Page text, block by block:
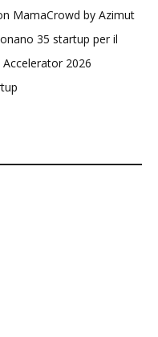
MamaCrowd by Azimut
35 startup per il
2026